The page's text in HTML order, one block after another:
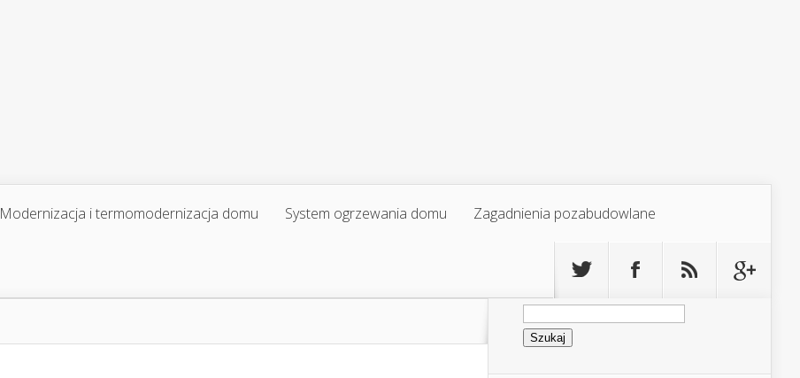
Modernizacja i termomodernizacja domu System ogrzewania domu Zagadnienia pozabudowlane
Szukaj: